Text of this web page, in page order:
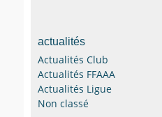
actualités
Actualités Club
Actualités FFAAA
Actualités Ligue
Non classé